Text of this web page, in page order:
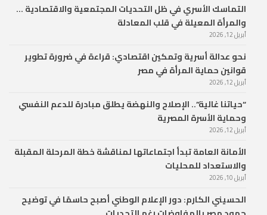
التماسك الأسري في ظل التحديات المجتمعية والاقتصادية …
والمرأة المعيلة في قلب المعادلة
أبريل 12, 2026
نحو عدالة أسرية وتمكين اقتصادي: قراءة في ضرورة تطوير
قوانين حماية المرأة في مصر
أبريل 12, 2026
“حياتنا غالية”.. الإصلاح والنهضة يطلق مبادرة للدعم النفسي
وحماية الأسرة المصرية
أبريل 12, 2026
الأمانة العامة تبدأ اجتماعاتها لمناقشة خطة المرحلة المقبلة
والاستعداد للمحليات
أبريل 10, 2026
الحسيني الكارم: دور الإعلام الوطني أصبح حاسمًا في توضيح